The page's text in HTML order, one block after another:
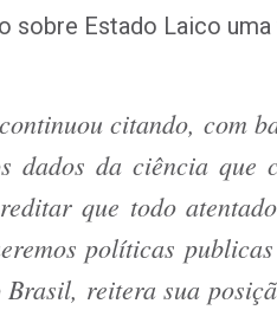
sobre Estado Laico
citando, com
dados da ciência que
que todo
políticas
Brasil, reitera sua